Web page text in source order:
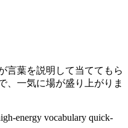
言葉を説明して当ててもら
、一気に場が盛り上がりま
energy vocabulary quick-